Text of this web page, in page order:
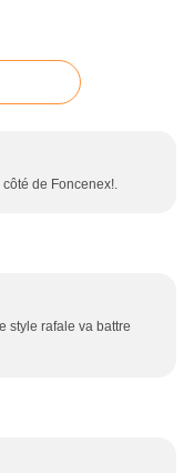
de Foncenex!.
style rafale va battre